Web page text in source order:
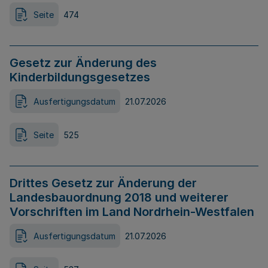
Seite 474
Gesetz zur Änderung des
Kinderbildungsgesetzes
Ausfertigungsdatum 21.07.2026
Seite 525
Drittes Gesetz zur Änderung der
Landesbauordnung 2018 und weiterer
Vorschriften im Land Nordrhein-Westfalen
Ausfertigungsdatum 21.07.2026